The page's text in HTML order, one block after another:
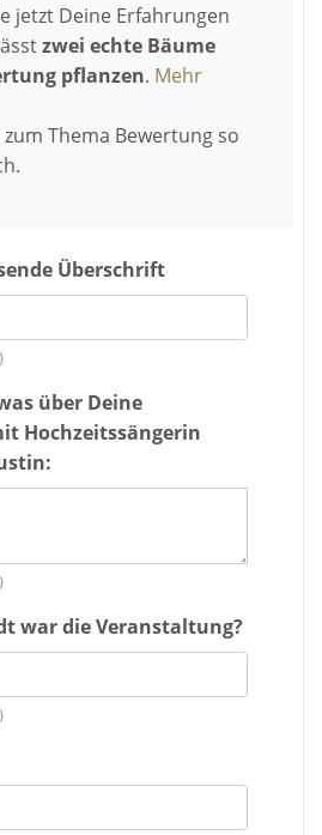
jetzt Deine Erfahrungen
zwei echte Bäume
pflanzen. Mehr
Thema Bewertung so
Überschrift
über Deine
Hochzeitssängerin
war die Veranstaltung?